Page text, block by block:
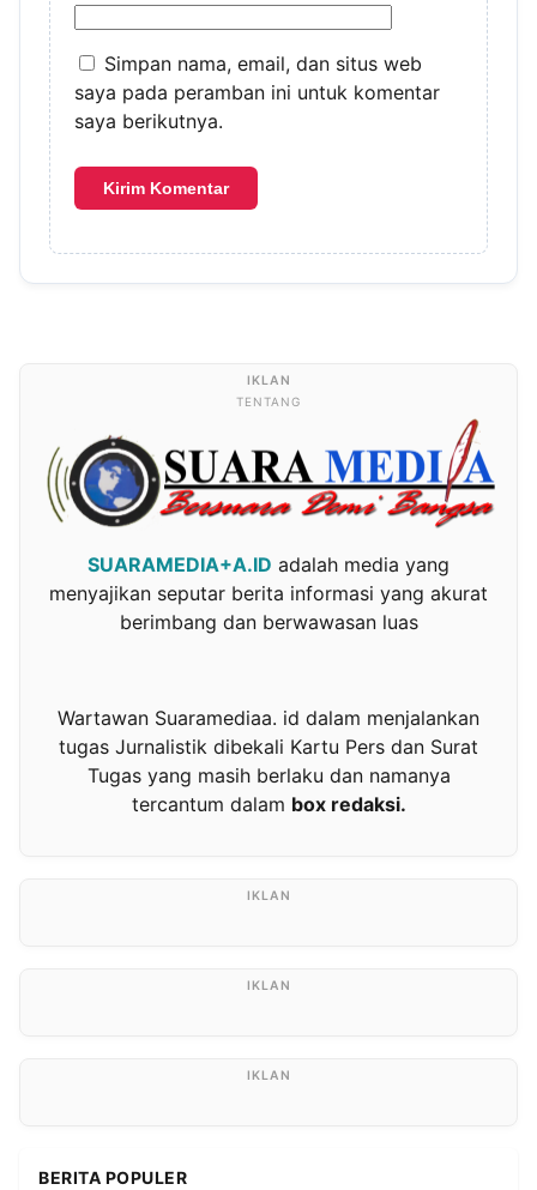
Simpan nama, email, dan situs web
saya pada peramban ini untuk komentar
saya berikutnya.
TENTANG
SUARAMEDIA+A.ID adalah media yang
menyajikan seputar berita informasi yang akurat
berimbang dan berwawasan luas
Wartawan Suaramediaa. id dalam menjalankan
tugas Jurnalistik dibekali Kartu Pers dan Surat
Tugas yang masih berlaku dan namanya
tercantum dalam box redaksi.
BERITA POPULER